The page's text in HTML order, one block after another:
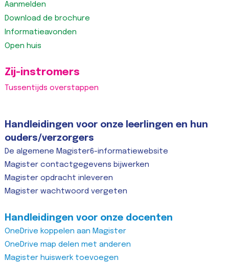
Aanmelden
Download de brochure
Informatieavonden
Open huis
Zij-instromers
Tussentijds overstappen
Handleidingen voor onze leerlingen en hun
ouders/verzorgers
De algemene Magister6-informatiewebsite
Magister contactgegevens bijwerken
Magister opdracht inleveren
Magister wachtwoord vergeten
Handleidingen voor onze docenten
OneDrive koppelen aan Magister
OneDrive map delen met anderen
Magister huiswerk toevoegen